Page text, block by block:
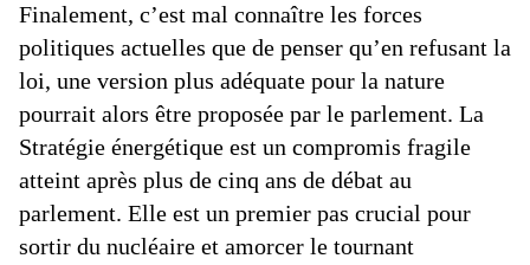
Finalement, c’est mal connaître les forces
politiques actuelles que de penser qu’en refusant la
loi, une version plus adéquate pour la nature
pourrait alors être proposée par le parlement. La
Stratégie énergétique est un compromis fragile
atteint après plus de cinq ans de débat au
parlement. Elle est un premier pas crucial pour
sortir du nucléaire et amorcer le tournant